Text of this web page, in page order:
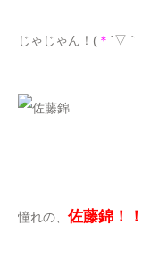
じゃじゃん！( ＊ ´▽｀
憧れの、 佐藤錦！！